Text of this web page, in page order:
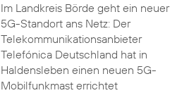
Im Landkreis Börde geht ein neuer
5G-Standort ans Netz: Der
Telekommunikationsanbieter
Telefónica Deutschland hat in
Haldensleben einen neuen 5G-
Mobilfunkmast errichtet